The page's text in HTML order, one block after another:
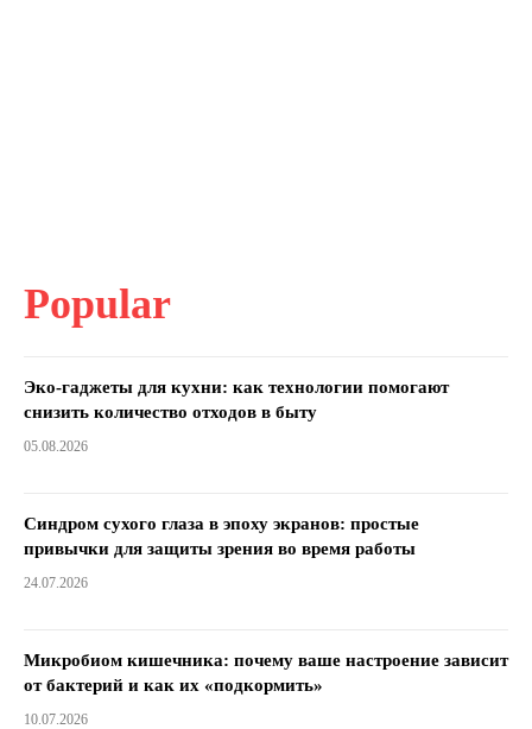
Popular
Эко-гаджеты для кухни: как технологии помогают
снизить количество отходов в быту
05.08.2026
Синдром сухого глаза в эпоху экранов: простые
привычки для защиты зрения во время работы
24.07.2026
Микробиом кишечника: почему ваше настроение зависит
от бактерий и как их «подкормить»
10.07.2026